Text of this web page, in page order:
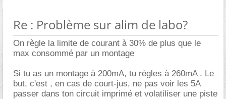
Re : Problème sur alim de labo?
On règle la limite de courant à 30% de plus que le
max consommé par un montage
Si tu as un montage à 200mA, tu règles à 260mA . Le
but, c'est , en cas de court-jus, ne pas voir les 5A
passer dans ton circuit imprimé et volatiliser une piste